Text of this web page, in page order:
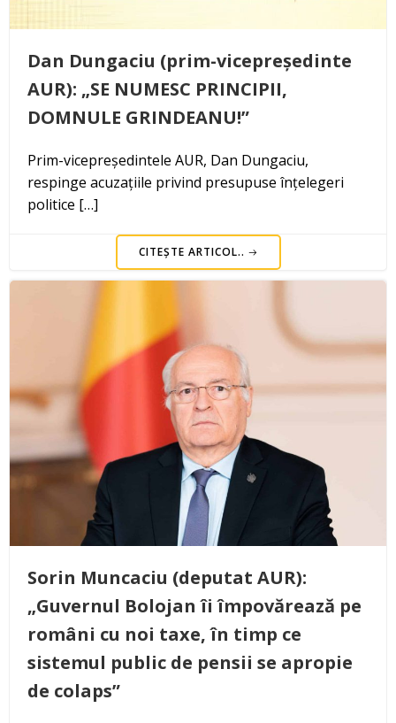
Dan Dungaciu (prim-vicepreședinte
AUR): „SE NUMESC PRINCIPII,
DOMNULE GRINDEANU!”
Prim-vicepreședintele AUR, Dan Dungaciu,
respinge acuzațiile privind presupuse înțelegeri
politice […]
CITEȘTE ARTICOL..
Sorin Muncaciu (deputat AUR):
„Guvernul Bolojan îi împovărează pe
români cu noi taxe, în timp ce
sistemul public de pensii se apropie
de colaps”